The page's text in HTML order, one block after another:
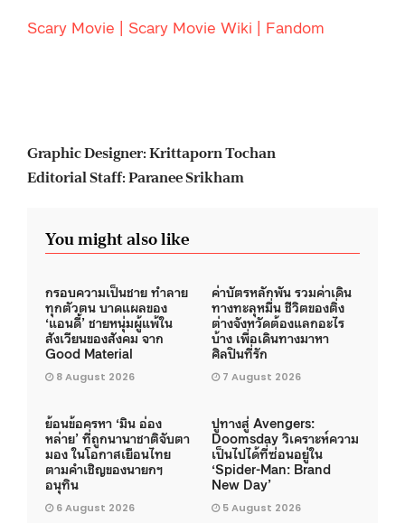
Scary Movie | Scary Movie Wiki | Fandom
Graphic Designer: Krittaporn Tochan
Editorial Staff: Paranee Srikham
You might also like
กรอบความเป็นชาย ทำลาย
ทุกตัวตน บาดแผลของ
‘แอนดี้’ ชายหนุ่มผู้แพ้ใน
สังเวียนของสังคม จาก
Good Material
8 August 2026
ค่าบัตรหลักพัน รวมค่าเดิน
ทางทะลุหมื่น ชีวิตของติ่ง
ต่างจังหวัดต้องแลกอะไร
บ้าง เพื่อเดินทางมาหา
ศิลปินที่รัก
7 August 2026
ย้อนข้อครหา ‘มิน อ่อง
หล่าย’ ที่ถูกนานาชาติจับตา
มอง ในโอกาสเยือนไทย
ตามคำเชิญของนายกฯ
อนุทิน
6 August 2026
ปูทางสู่ Avengers:
Doomsday วิเคราะห์ความ
เป็นไปได้ที่ซ่อนอยู่ใน
‘Spider-Man: Brand
New Day’
5 August 2026